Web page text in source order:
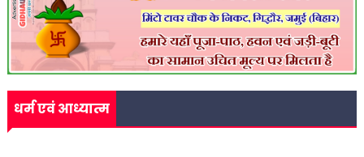
धर्म एवं आध्यात्म